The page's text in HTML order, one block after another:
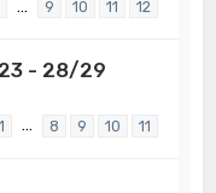
… 9 10 11 12
- 28/29
1 … 8 9 10 11